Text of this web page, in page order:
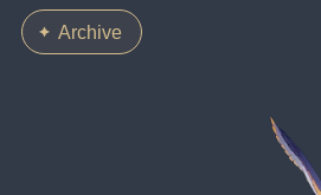
Archive